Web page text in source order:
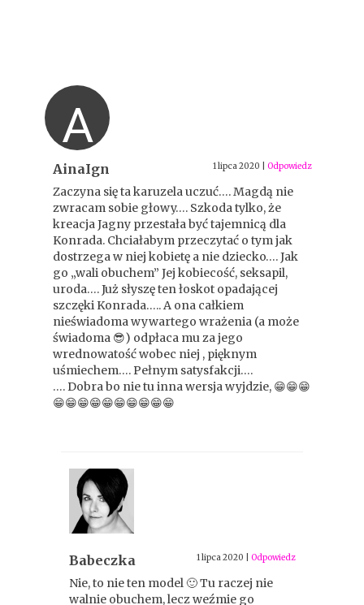
A
AinaIgn 1 lipca 2020 Odpowiedz
Zaczyna się ta karuzela uczuć…. Magdą nie
zwracam sobie głowy…. Szkoda tylko, że
kreacja Jagny przestała być tajemnicą dla
Konrada. Chciałabym przeczytać o tym jak
dostrzega w niej kobietę a nie dziecko…. Jak
go „wali obuchem” Jej kobiecość, seksapil,
uroda…. Już słyszę ten łoskot opadającej
szczęki Konrada….. A ona całkiem
nieświadoma wywartego wrażenia (a może
świadoma 😎) odpłaca mu za jego
wrednowatość wobec niej , pięknym
uśmiechem…. Pełnym satysfakcji….
…. Dobra bo nie tu inna wersja wyjdzie, 😁😁😁
😁😁😁😁😁😁😁😁😁😁
Babeczka 1 lipca 2020 Odpowiedz
Nie, to nie ten model 🙂 Tu raczej nie
walnie obuchem, lecz weźmie go